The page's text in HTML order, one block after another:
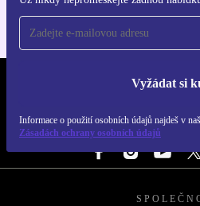
Vyžádat si
Informace o použití osobních údajů najdeš v
Zásadách ochrany osobních údajů
REFURBED ČESKO -
SLEDUJ